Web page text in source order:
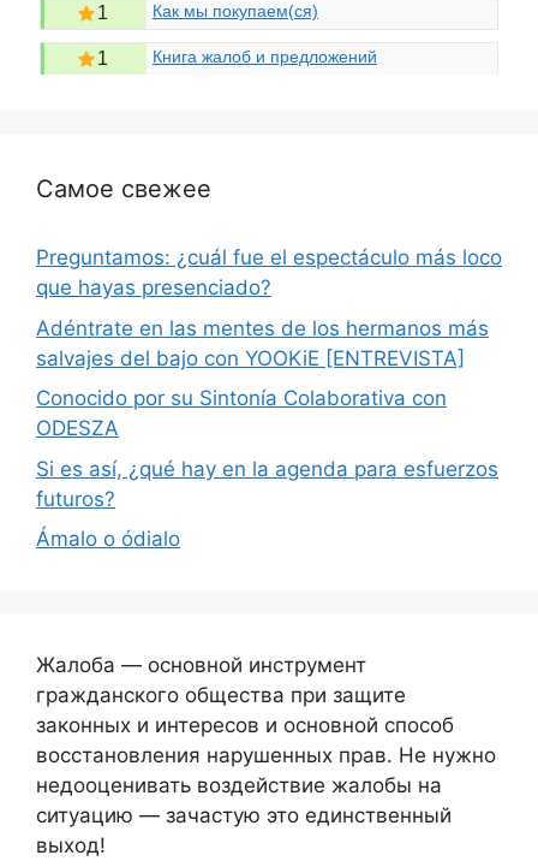
1 Как мы покупаем(ся)
1 Книга жалоб и предложений
Самое свежее
Preguntamos: ¿cuál fue el espectáculo más loco
que hayas presenciado?
Adéntrate en las mentes de los hermanos más
salvajes del bajo con YOOKiE [ENTREVISTA]
Conocido por su Sintonía Colaborativa con
ODESZA
Si es así, ¿qué hay en la agenda para esfuerzos
futuros?
Ámalo o ódialo
Жалоба — основной инструмент
гражданского общества при защите
законных и интересов и основной способ
восстановления нарушенных прав. Не нужно
недооценивать воздействие жалобы на
ситуацию — зачастую это единственный
выход!